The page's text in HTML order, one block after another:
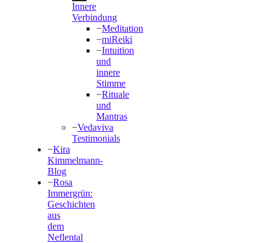
Innere
Verbindung
−Meditation
−miReiki
−Intuition
und
innere
Stimme
−Rituale
und
Mantras
−Vedaviva
Testimonials
−Kira
Kimmelmann-
Blog
−Rosa
Immergrün:
Geschichten
aus
dem
Neflental